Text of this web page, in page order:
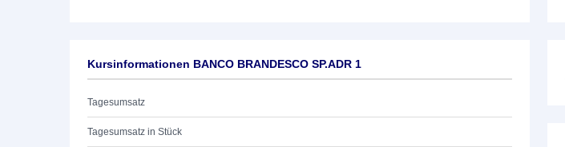
Kursinformationen BANCO BRANDESCO SP.ADR 1
Tagesumsatz
Tagesumsatz in Stück